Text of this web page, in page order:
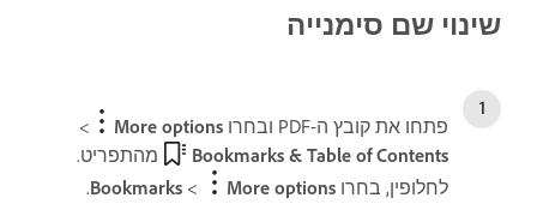
שינוי שם סימנייה
פתחו את קובץ ה-PDF ובחרו More options
>‏
Bookmarks & Table of Contents
מהתפריט.
לחלופין, בחרו More options
‏>
Bookmarks
.